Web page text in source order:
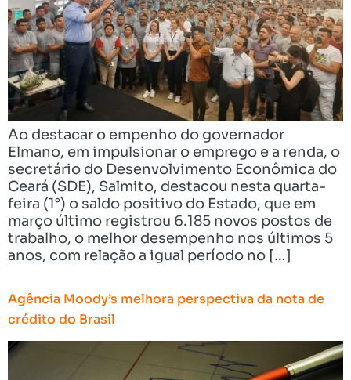
Ao destacar o empenho do governador
Elmano, em impulsionar o emprego e a renda, o
secretário do Desenvolvimento Econômica do
Ceará (SDE), Salmito, destacou nesta quarta-
feira (1°) o saldo positivo do Estado, que em
março último registrou 6.185 novos postos de
trabalho, o melhor desempenho nos últimos 5
anos, com relação a igual período no […]
Agência Moody’s melhora perspectiva da nota de
crédito do Brasil